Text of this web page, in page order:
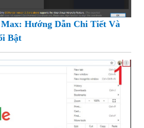
Hướng Dẫn Chi Tiết Và
Bật